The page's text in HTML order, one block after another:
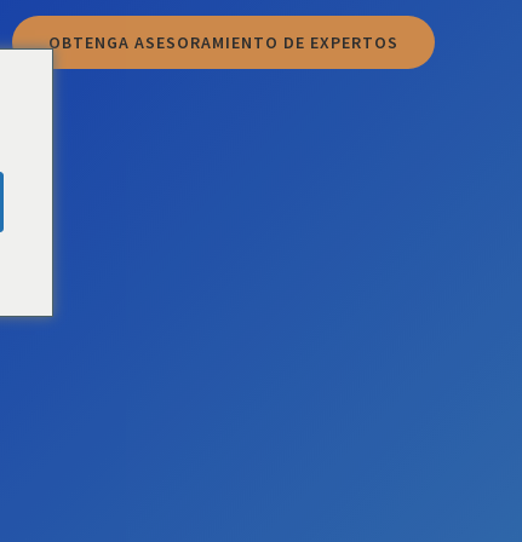
OBTENGA ASESORAMIENTO DE EXPERTOS